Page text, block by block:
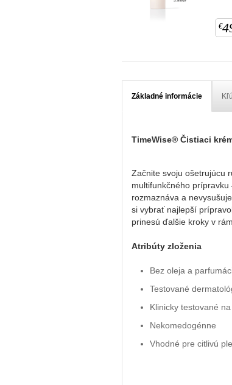
€
Základné informácie
TimeWise® Čistiaci
Začnite svoju ošetrujúcu
multifunkčného
rozmaznáva a
si vybrať najlepší
prinesú ďalšie kroky v
Atribúty zloženia
Bez oleja a
Testované
Klinicky testované
Nekomedogénne
Vhodné pre citlivú